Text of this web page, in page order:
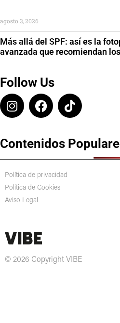
Más allá del SPF: así es la
avanzada que recomiendan
agosto 3, 2026
Follow Us
Contenidos
Política de privacidad
Política de Cookies
Aviso Legal
© 2026 Copyright VIBE